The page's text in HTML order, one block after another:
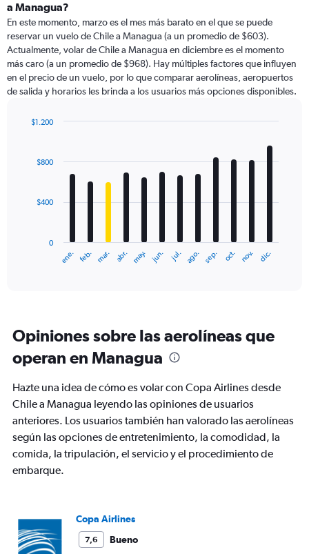
a Managua?
En este momento, marzo es el mes más barato en el que se puede
reservar un vuelo de Chile a Managua (a un promedio de $603).
Actualmente, volar de Chile a Managua en diciembre es el momento
más caro (a un promedio de $968). Hay múltiples factores que influyen
en el precio de un vuelo, por lo que comparar aerolíneas, aeropuertos
de salida y horarios les brinda a los usuarios más opciones disponibles.
with
The
categories.
chart
1
Y
axis
values.
Range:
0
ene. feb. mar. abr. may. jun. jul. ago. sep. oct. nov. dic.
0
$400
$800
$1.200
Opiniones sobre las aerolíneas que
operan en Managua
Hazte una idea de cómo es volar con Copa Airlines desde
Chile a Managua leyendo las opiniones de usuarios
anteriores. Los usuarios también han valorado las aerolíneas
según las opciones de entretenimiento, la comodidad, la
comida, la tripulación, el servicio y el procedimiento de
embarque.
Copa Airlines
7,6
Bueno